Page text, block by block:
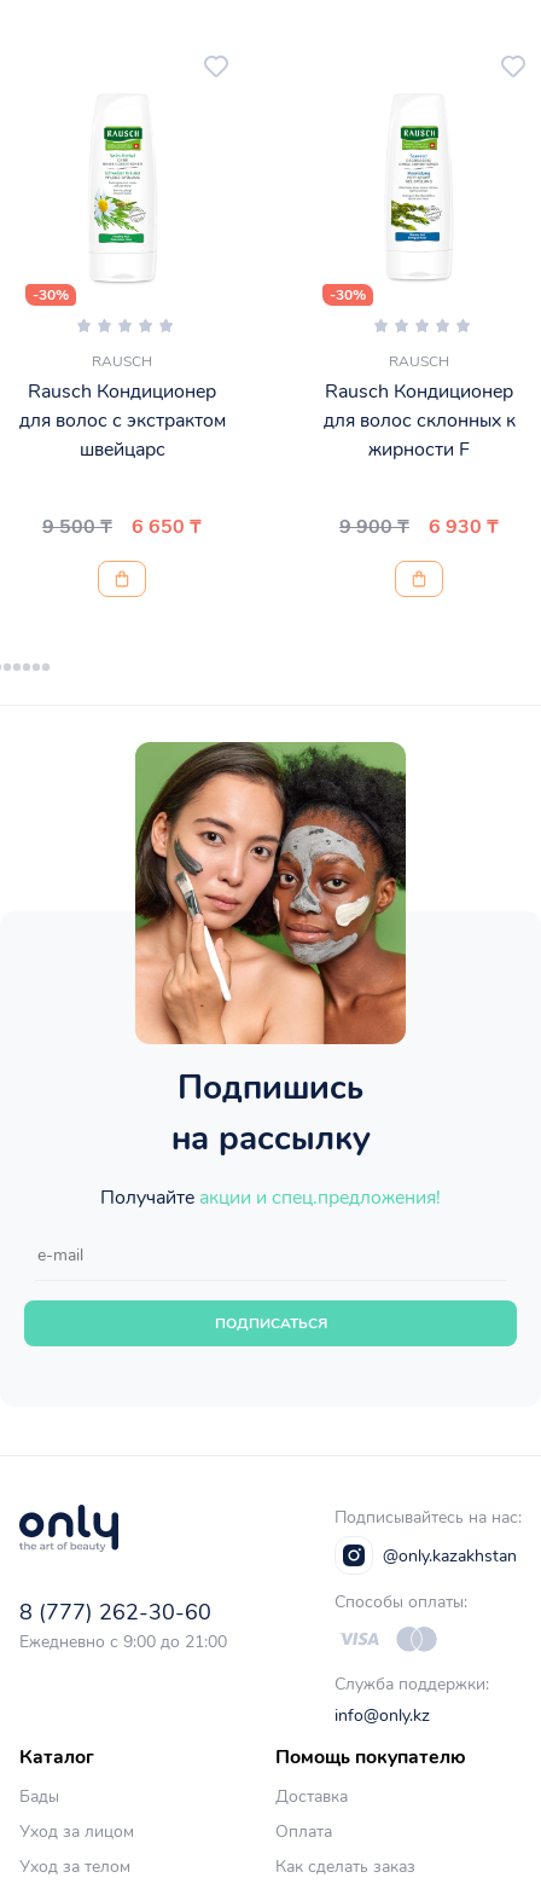
-30%
RAUSCH
Rausch Кондиционер
для волос с экстрактом
швейцарс
9 500 ₸ 6 650 ₸
-30%
RAUSCH
Rausch Кондиционер
для волос склонных к
жирности F
9 900 ₸ 6 930 ₸
Подпишись
на рассылку
Получайте акции и спец.предложения!
ПОДПИСАТЬСЯ
8 (777) 262-30-60
Ежедневно с 9:00 до 21:00
Подписывайтесь на нас:
@only.kazakhstan
Способы оплаты:
Служба поддержки:
info@only.kz
Каталог
Бады
Уход за лицом
Уход за телом
Помощь покупателю
Доставка
Оплата
Как сделать заказ